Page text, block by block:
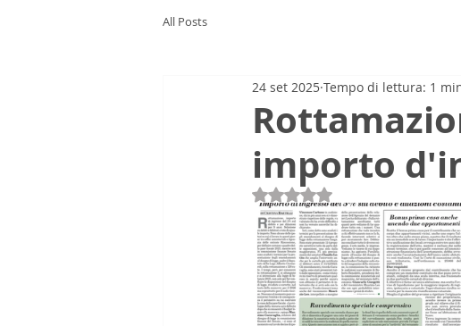
All Posts
importo
24 set 2025 Tempo di lettura: 1
Valutazione NaN stelle su 5.